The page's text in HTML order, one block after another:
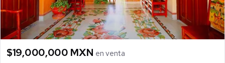
$19,000,000 MXN en venta